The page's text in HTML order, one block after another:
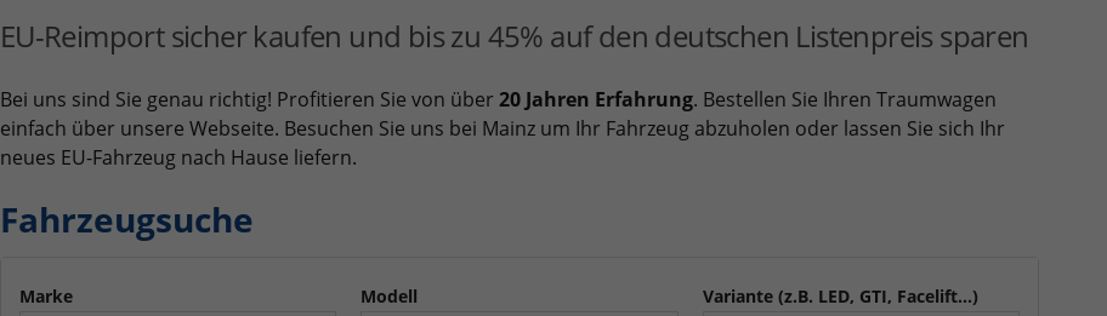
EU-Reimport sicher kaufen und bis zu 45% auf den deutschen Listenpreis sparen
Bei uns sind Sie genau richtig! Profitieren Sie von über 20 Jahren Erfahrung. Bestellen Sie Ihren Traumwagen
einfach über unsere Webseite. Besuchen Sie uns bei Mainz um Ihr Fahrzeug abzuholen oder lassen Sie sich Ihr
neues EU-Fahrzeug nach Hause liefern.
Fahrzeugsuche
Marke
Modell
Variante (z.B. LED, GTI, Facelift...)